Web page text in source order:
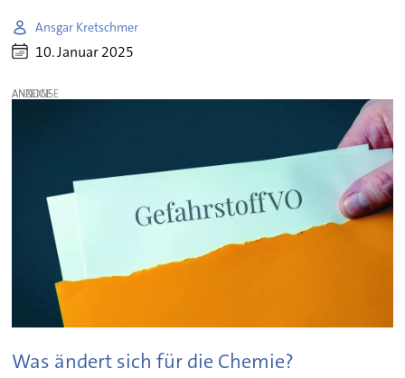
Ansgar Kretschmer
10. Januar 2025
ANZEIGE
Was ändert sich für die Chemie?